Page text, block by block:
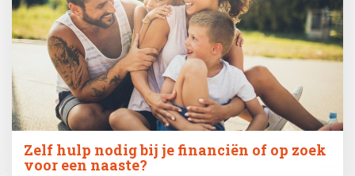
Zelf hulp nodig bij je financiën of op zoek
voor een naaste?